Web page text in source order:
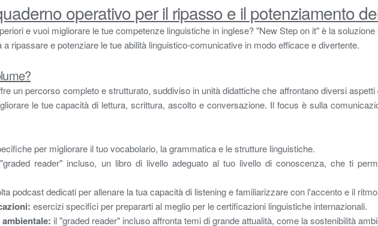
operativo per il ripasso e il potenziamento
e vuoi migliorare le tue competenze linguistiche in inglese? "New Step on it" è la
ripassare e potenziare le tue abilità linguistico-comunicative in modo efficace e divertente.
un percorso completo e strutturato, suddiviso in unità didattiche che affrontano diversi
le tue capacità di lettura, scrittura, ascolto e conversazione. Il focus è sulla
per migliorare il tuo vocabolario, la grammatica e le strutture linguistiche.
reader" incluso, un libro di livello adeguato al tuo livello di conoscenza, che ti
podcast dedicati per allenare la tua capacità di listening e familiarizzare con l'accento e il
esercizi specifici per prepararti al meglio per le certificazioni linguistiche internazionali.
il "graded reader" incluso affronta temi di grande attualità, come la sostenibilità